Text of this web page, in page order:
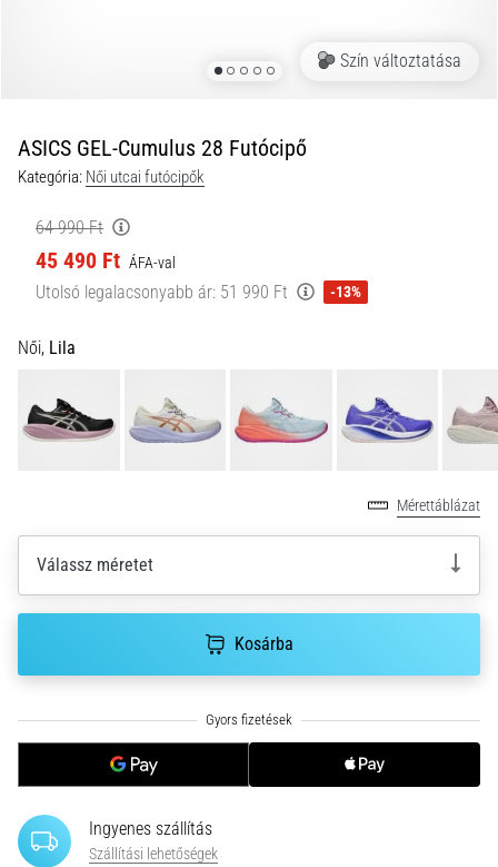
egyszer
minden
futót
elér,
legyen
szó
amatőrről
profiról.
Mik
fájdalom…
Plantar
Fasciitis:
Tünetek,
és
leghatékonyabb
kezelések
Éles
tapasztalsz
futás
Szín változtatása
ASICS GEL-Cumulus 28 Futócipő
Kategória: Női utcai futócipők
64 990 Ft
45 490 Ft ÁFA-val
Utolsó legalacsonyabb ár: 51 990 Ft -13%
Női, Lila
Mérettáblázat
Válassz méretet
Kosárba
Ingyenes szállítás
Szállítási lehetőségek